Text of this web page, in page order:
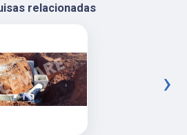
relacionadas
›